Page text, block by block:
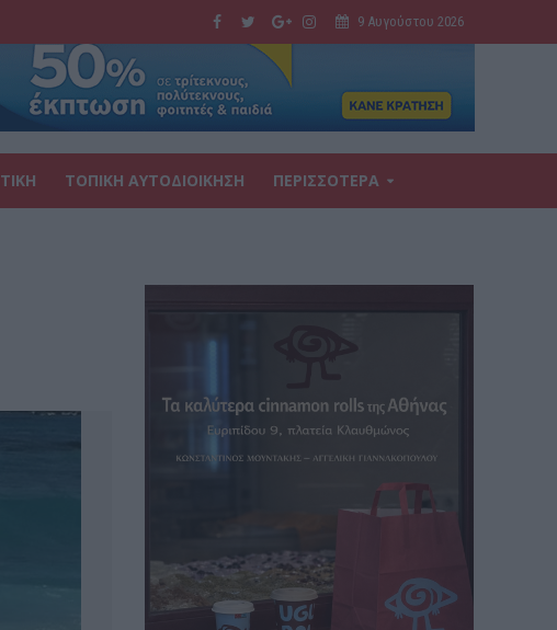
9 Αυγούστου 2026
ΤΟΠΙΚΗ ΑΥΤΟΔΙΟΙΚΗΣΗ ΠΕΡΙΣΣΟΤΕΡΑ